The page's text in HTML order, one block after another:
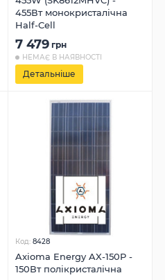
455Вт монокристалічна
Half-Cell
7 479 грн
НЕМАЄ В НАЯВНОСТІ
Детальніше
Код: 8428
Axioma Energy AX-150P -
150Вт полікристалічна